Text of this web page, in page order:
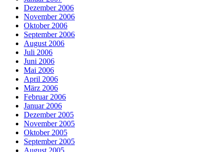
Dezember 2006
November 2006
Oktober 2006
September 2006
August 2006
Juli 2006
Juni 2006
Mai 2006
April 2006
März 2006
Februar 2006
Januar 2006
Dezember 2005
November 2005
Oktober 2005
September 2005